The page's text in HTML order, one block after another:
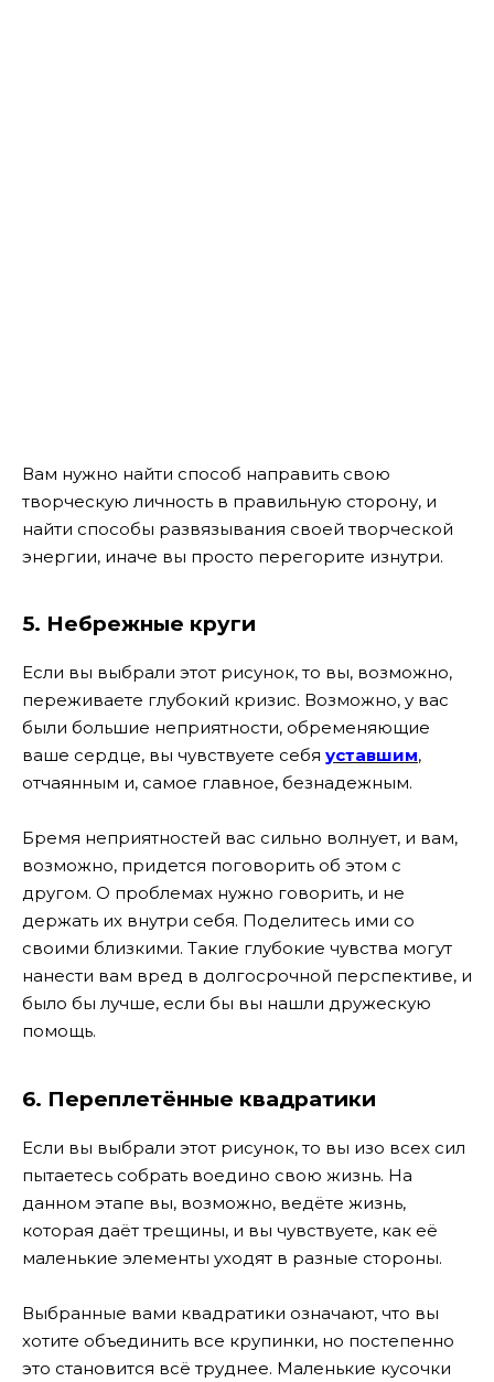
Вам нужно найти способ направить свою
творческую личность в правильную сторону, и
найти способы развязывания своей творческой
энергии, иначе вы просто перегорите изнутри.
5. Небрежные круги
Если вы выбрали этот рисунок, то вы, возможно,
переживаете глубокий кризис. Возможно, у вас
были большие неприятности, обременяющие
ваше сердце, вы чувствуете себя уставшим,
отчаянным и, самое главное, безнадежным.
Бремя неприятностей вас сильно волнует, и вам,
возможно, придется поговорить об этом с
другом. О проблемах нужно говорить, и не
держать их внутри себя. Поделитесь ими со
своими близкими. Такие глубокие чувства могут
нанести вам вред в долгосрочной перспективе, и
было бы лучше, если бы вы нашли дружескую
помощь.
6. Переплетённые квадратики
Если вы выбрали этот рисунок, то вы изо всех сил
пытаетесь собрать воедино свою жизнь. На
данном этапе вы, возможно, ведёте жизнь,
которая даёт трещины, и вы чувствуете, как её
маленькие элементы уходят в разные стороны.
Выбранные вами квадратики означают, что вы
хотите объединить все крупинки, но постепенно
это становится всё труднее. Маленькие кусочки